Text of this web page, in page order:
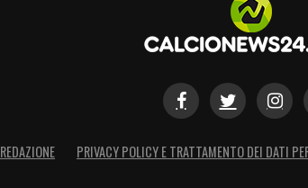
REDAZIONE PRIVACY POLICY E TRATTAMENTO DEI DATI